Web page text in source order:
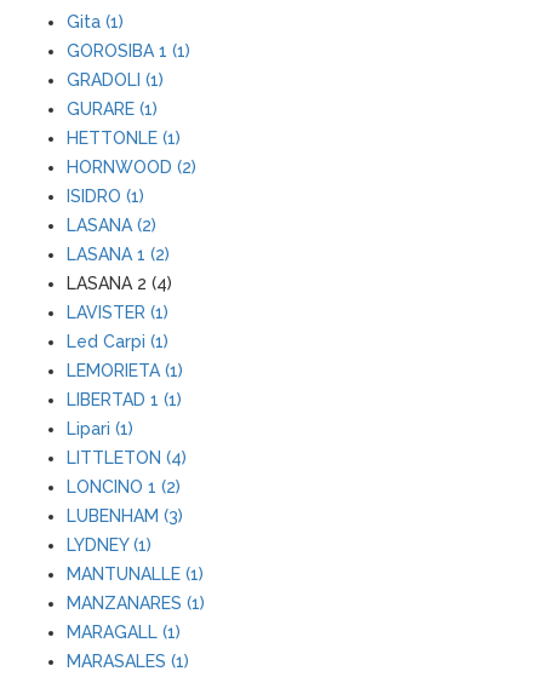
Gita (1)
GOROSIBA 1 (1)
GRADOLI (1)
GURARE (1)
HETTONLE (1)
HORNWOOD (2)
ISIDRO (1)
LASANA (2)
LASANA 1 (2)
LASANA 2 (4)
LAVISTER (1)
Led Carpi (1)
LEMORIETA (1)
LIBERTAD 1 (1)
Lipari (1)
LITTLETON (4)
LONCINO 1 (2)
LUBENHAM (3)
LYDNEY (1)
MANTUNALLE (1)
MANZANARES (1)
MARAGALL (1)
MARASALES (1)